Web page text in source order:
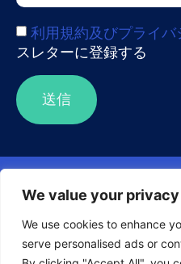
We value your privacy
We use cookies to enhance
serve personalised ads or
利用規約及びプライバ
スレターに登録する
送信
アクセシビリテ
Visuality systems uses
other cookies. These files
operation of
us remember you and your